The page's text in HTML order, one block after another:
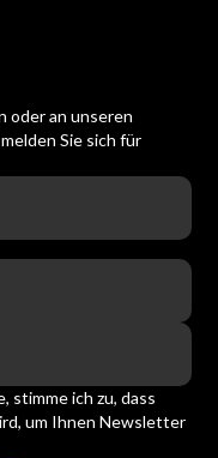
oder an unseren
Sie sich für
stimme ich zu, dass
um Ihnen Newsletter